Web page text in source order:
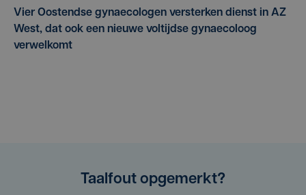
Vier Oostendse gynaecologen versterken dienst in AZ
West, dat ook een nieuwe voltijdse gynaecoloog
verwelkomt
Taalfout opgemerkt?